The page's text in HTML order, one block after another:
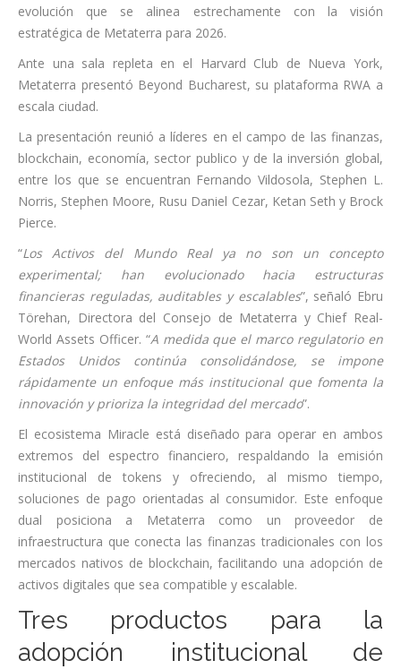
evolución que se alinea estrechamente con la visión
estratégica de Metaterra para 2026.
Ante una sala repleta en el Harvard Club de Nueva York,
Metaterra presentó Beyond Bucharest, su plataforma RWA a
escala ciudad.
La presentación reunió a líderes en el campo de las finanzas,
blockchain, economía, sector publico y de la inversión global,
entre los que se encuentran Fernando Vildosola, Stephen L.
Norris, Stephen Moore, Rusu Daniel Cezar, Ketan Seth y Brock
Pierce.
“Los Activos del Mundo Real ya no son un concepto
experimental; han evolucionado hacia estructuras
financieras reguladas, auditables y escalables”, señaló Ebru
Törehan, Directora del Consejo de Metaterra y Chief Real-
World Assets Officer. “A medida que el marco regulatorio en
Estados Unidos continúa consolidándose, se impone
rápidamente un enfoque más institucional que fomenta la
innovación y prioriza la integridad del mercado”.
El ecosistema Miracle está diseñado para operar en ambos
extremos del espectro financiero, respaldando la emisión
institucional de tokens y ofreciendo, al mismo tiempo,
soluciones de pago orientadas al consumidor. Este enfoque
dual posiciona a Metaterra como un proveedor de
infraestructura que conecta las finanzas tradicionales con los
mercados nativos de blockchain, facilitando una adopción de
activos digitales que sea compatible y escalable.
Tres productos para la
adopción institucional de